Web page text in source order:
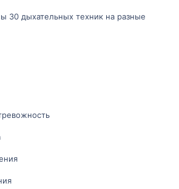
30 дыхательных техник на разные